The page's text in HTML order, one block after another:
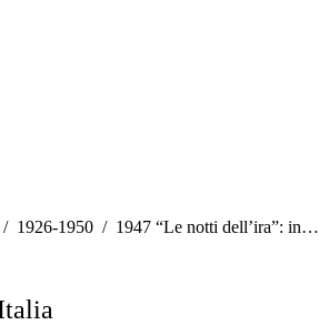
1926-1950 1947 “Le notti dell’ira”: in…